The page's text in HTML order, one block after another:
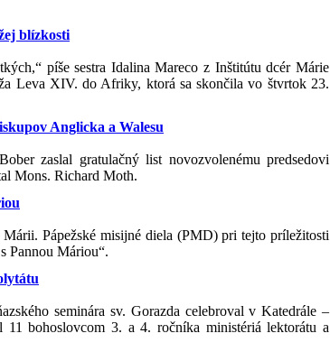
blízkosti
píše sestra Idalina Mareco z Inštitútu dcér Márie
Leva XIV. do Afriky, ktorá sa skončila vo štvrtok 23.
Anglicka a Walesu
zaslal gratulačný list novozvolenému predsedovi
Mons. Richard Moth.
Pápežské misijné diela (PMD) pri tejto príležitosti
Pannou Máriou“.
seminára sv. Gorazda celebroval v Katedrále –
bohoslovcom 3. a 4. ročníka ministériá lektorátu a